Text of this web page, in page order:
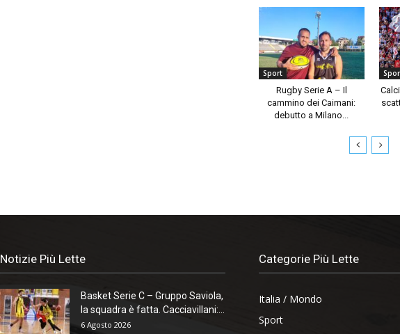
Sport
Rugby Serie A – Il
cammino dei Caimani:
debutto a Milano...
Notizie Più Lette
Basket Serie C – Gruppo Saviola,
la squadra è fatta. Cacciavillani:...
6 Agosto 2026
Categorie Più Lette
Italia / Mondo
Sport